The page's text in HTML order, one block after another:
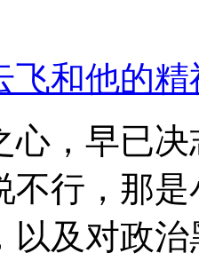
飞和他的
心，早已
不行，那
以及对政